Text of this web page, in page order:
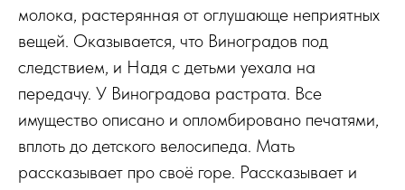
молока, растерянная от оглушающе неприятных
вещей. Оказывается, что Виноградов под
следствием, и Надя с детьми уехала на
передачу. У Виноградова растрата. Все
имущество описано и опломбировано печатями,
вплоть до детского велосипеда. Мать
рассказывает про своё горе. Рассказывает и